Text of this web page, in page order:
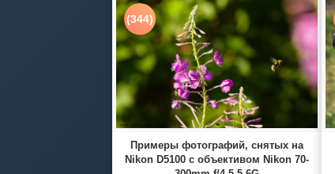
(344)
Примеры фотографий, снятых на
Nikon D5100 с объективом Nikon 70-